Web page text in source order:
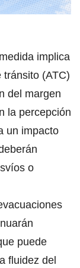
implica
tránsito (ATC)
del margen
la percepción
un impacto
o
puede
fluidez del